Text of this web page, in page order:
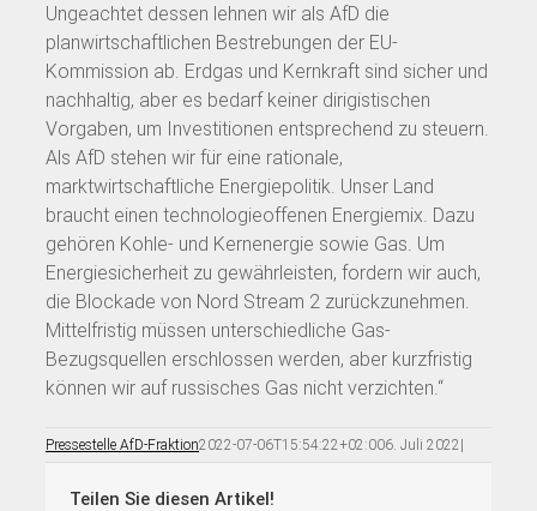
Ungeachtet dessen lehnen wir als AfD die
planwirtschaftlichen Bestrebungen der EU-
Kommission ab. Erdgas und Kernkraft sind sicher und
nachhaltig, aber es bedarf keiner dirigistischen
Vorgaben, um Investitionen entsprechend zu steuern.
Als AfD stehen wir für eine rationale,
marktwirtschaftliche Energiepolitik. Unser Land
braucht einen technologieoffenen Energiemix. Dazu
gehören Kohle- und Kernenergie sowie Gas. Um
Energiesicherheit zu gewährleisten, fordern wir auch,
die Blockade von Nord Stream 2 zurückzunehmen.
Mittelfristig müssen unterschiedliche Gas-
Bezugsquellen erschlossen werden, aber kurzfristig
können wir auf russisches Gas nicht verzichten.“
Pressestelle AfD-Fraktion2022-07-06T15:54:22+02:006. Juli 2022 |
Teilen Sie diesen Artikel!